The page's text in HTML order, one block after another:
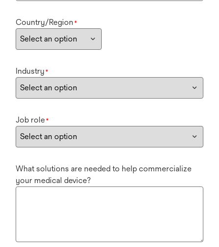
Country/Region *
Industry *
Job role*
What solutions are needed to help commercialize
your medical device?